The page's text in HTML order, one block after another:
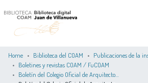
Home Biblioteca del COAM
Publicaciones de la
Boletines y revistas COAM / FuCOAM